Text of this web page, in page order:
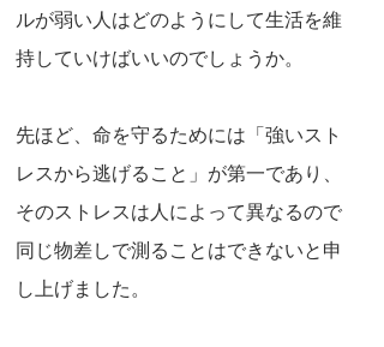
ルが弱い人はどのようにして生活を維
持していけばいいのでしょうか。
先ほど、命を守るためには「強いスト
レスから逃げること」が第一であり、
そのストレスは人によって異なるので
同じ物差しで測ることはできないと申
し上げました。